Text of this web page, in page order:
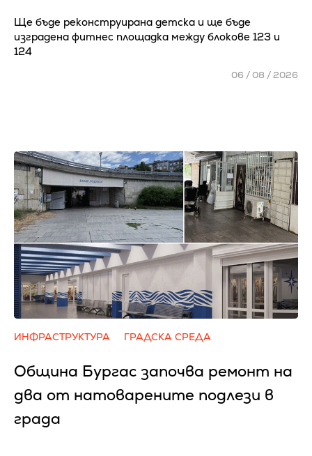
Ще бъде реконструирана детска и ще бъде
изградена фитнес площадка между блокове 123 и
124
06 / 08 / 2026
ИНФРАСТРУКТУРА ГРАДСКА СРЕДА
Община Бургас започва ремонт на
два от натоварените подлези в
града